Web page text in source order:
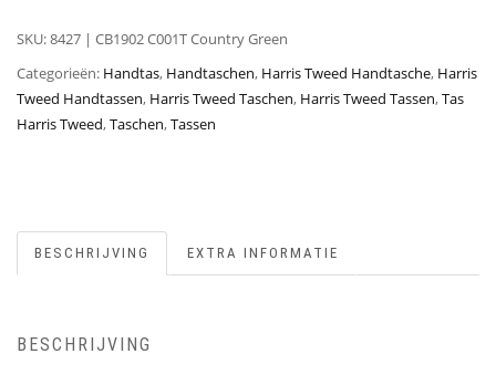
SKU:8427 | CB1902 C001T Country Green
Categorieën: Handtas, Handtaschen, Harris Tweed Handtasche, Harris
Tweed Handtassen, Harris Tweed Taschen, Harris Tweed Tassen,Tas
Harris Tweed,Taschen,Tassen
BESCHRIJVING EXTRA INFORMATIE
BESCHRIJVING